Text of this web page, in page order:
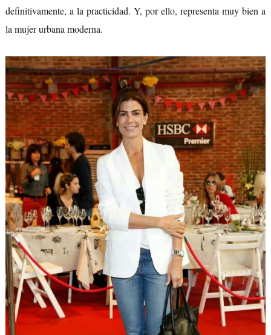
definitivamente, a la practicidad. Y, por ello, representa muy bien a
la mujer urbana moderna.